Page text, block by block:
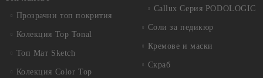
Прозрачни топ покрития
Колекция Top Tonal
Топ Мат Sketch
Колекция Color Top
Callux Серия PODOLOGIC
Соли за педикюр
Кремове и маски
Скраб